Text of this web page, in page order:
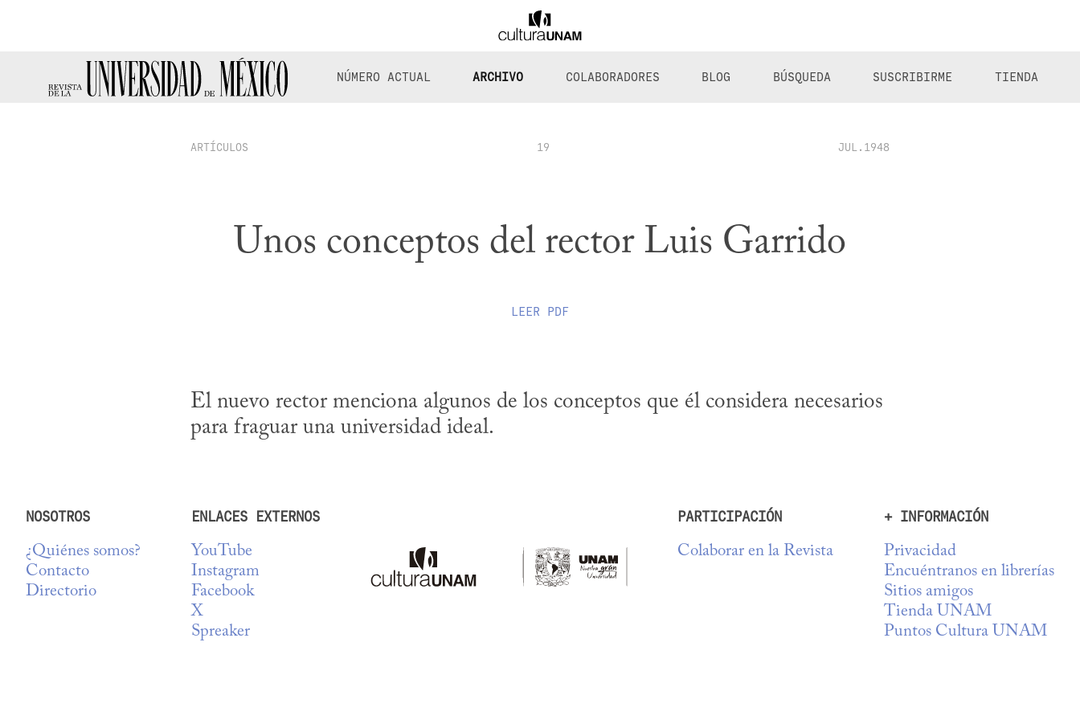
NÚMERO ACTUAL ARCHIVO COLABORADORES BLOG BÚSQUEDA SUSCRIBIRME TIENDA
ARTÍCULOS 19 JUL.1948
Unos conceptos del rector Luis Garrido
LEER PDF
El nuevo rector menciona algunos de los conceptos que él considera necesarios
para fraguar una universidad ideal.
NOSOTROS
¿Quiénes somos?
Contacto
Directorio
ENLACES EXTERNOS
YouTube
Instagram
Facebook
X
Spreaker
PARTICIPACIÓN
Colaborar en la Revista
+ INFORMACIÓN
Privacidad
Encuéntranos en librerías
Sitios amigos
Tienda UNAM
Puntos Cultura UNAM